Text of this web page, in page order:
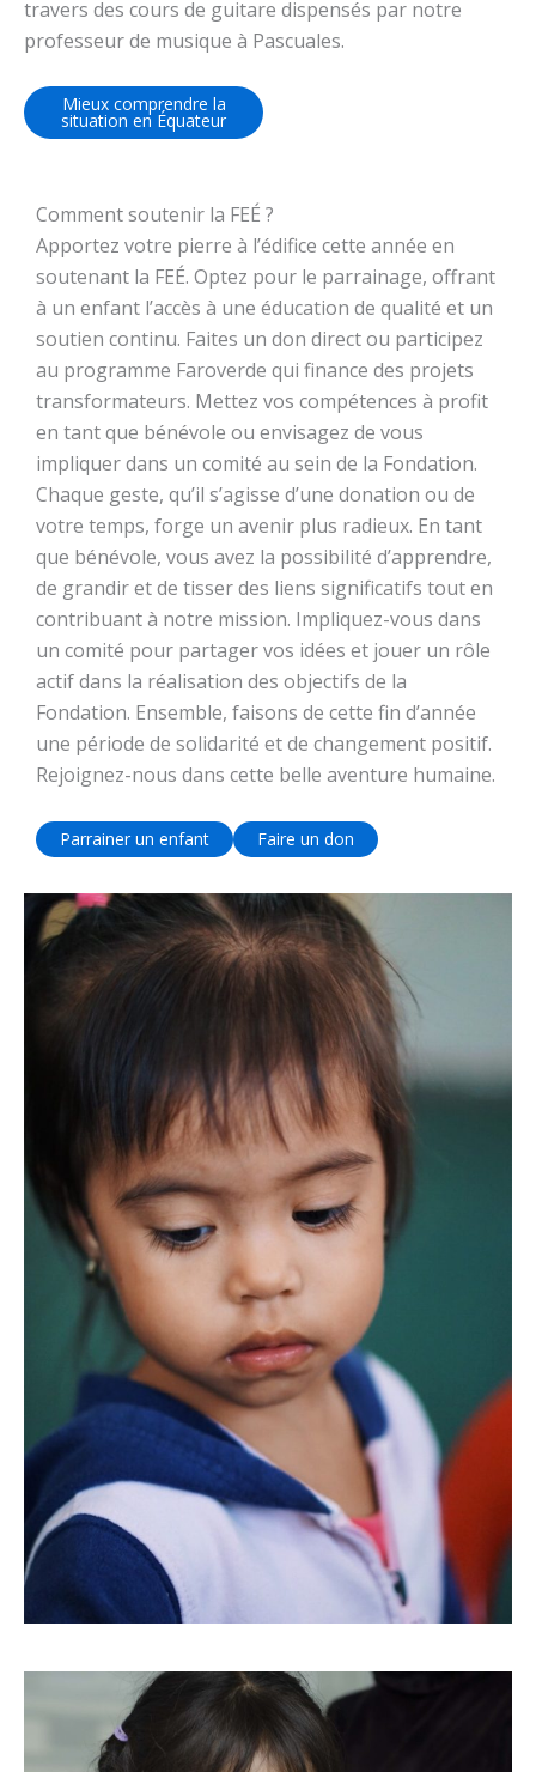
travers des cours de guitare dispensés par notre
professeur de musique à Pascuales.
Mieux comprendre la
situation en Équateur
Comment soutenir la FEÉ ?
Apportez votre pierre à l’édifice cette année en
soutenant la FEÉ. Optez pour le parrainage, offrant
à un enfant l’accès à une éducation de qualité et un
soutien continu. Faites un don direct ou participez
au programme Faroverde qui finance des projets
transformateurs. Mettez vos compétences à profit
en tant que bénévole ou envisagez de vous
impliquer dans un comité au sein de la Fondation.
Chaque geste, qu’il s’agisse d’une donation ou de
votre temps, forge un avenir plus radieux. En tant
que bénévole, vous avez la possibilité d’apprendre,
de grandir et de tisser des liens significatifs tout en
contribuant à notre mission. Impliquez-vous dans
un comité pour partager vos idées et jouer un rôle
actif dans la réalisation des objectifs de la
Fondation. Ensemble, faisons de cette fin d’année
une période de solidarité et de changement positif.
Rejoignez-nous dans cette belle aventure humaine.
Parrainer un enfant Faire un don